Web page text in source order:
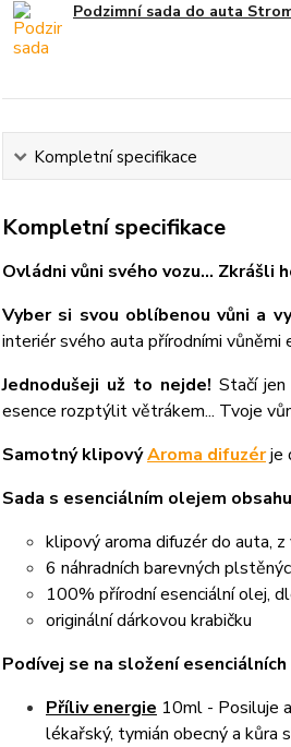
Podzimní sada do auta
Kompletní specifikace
Kompletní specifikace
Ovládni vůni svého vozu... Zkrášli
Vyber si svou oblíbenou vůni a
interiér svého auta přírodními vůněmi
Jednodušeji už to nejde! Stačí
esence rozptýlit větrákem... Tvoje
Samotný klipovýAroma difuzérje
Sada s esenciálním olejem
klipový aroma difuzér do auta,
6 náhradních barevných
100% přírodní esenciální olej,
originální dárkovou krabičku
Podívej se na složení
Příliv energie 10ml - Posiluje
lékařský, tymián obecný a kůra